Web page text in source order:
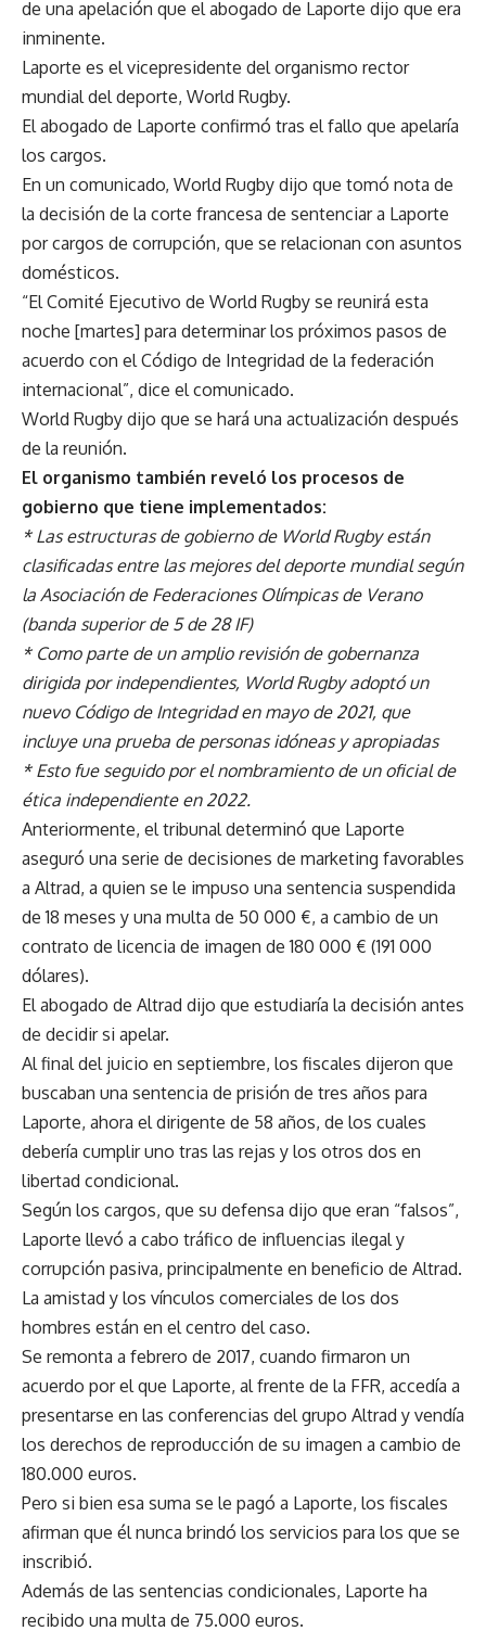
de una apelación que el abogado de Laporte dijo que era
inminente.
Laporte es el vicepresidente del organismo rector
mundial del deporte, World Rugby.
El abogado de Laporte confirmó tras el fallo que apelaría
los cargos.
En un comunicado, World Rugby dijo que tomó nota de
la decisión de la corte francesa de sentenciar a Laporte
por cargos de corrupción, que se relacionan con asuntos
domésticos.
“El Comité Ejecutivo de World Rugby se reunirá esta
noche [martes] para determinar los próximos pasos de
acuerdo con el Código de Integridad de la federación
internacional”, dice el comunicado.
World Rugby dijo que se hará una actualización después
de la reunión.
El organismo también reveló los procesos de
gobierno que tiene implementados:
* Las estructuras de gobierno de World Rugby están
clasificadas entre las mejores del deporte mundial según
la Asociación de Federaciones Olímpicas de Verano
(banda superior de 5 de 28 IF)
* Como parte de un amplio revisión de gobernanza
dirigida por independientes, World Rugby adoptó un
nuevo Código de Integridad en mayo de 2021, que
incluye una prueba de personas idóneas y apropiadas
* Esto fue seguido por el nombramiento de un oficial de
ética independiente en 2022.
Anteriormente, el tribunal determinó que Laporte
aseguró una serie de decisiones de marketing favorables
a Altrad, a quien se le impuso una sentencia suspendida
de 18 meses y una multa de 50 000 €, a cambio de un
contrato de licencia de imagen de 180 000 € (191 000
dólares).
El abogado de Altrad dijo que estudiaría la decisión antes
de decidir si apelar.
Al final del juicio en septiembre, los fiscales dijeron que
buscaban una sentencia de prisión de tres años para
Laporte, ahora el dirigente de 58 años, de los cuales
debería cumplir uno tras las rejas y los otros dos en
libertad condicional.
Según los cargos, que su defensa dijo que eran “falsos”,
Laporte llevó a cabo tráfico de influencias ilegal y
corrupción pasiva, principalmente en beneficio de Altrad.
La amistad y los vínculos comerciales de los dos
hombres están en el centro del caso.
Se remonta a febrero de 2017, cuando firmaron un
acuerdo por el que Laporte, al frente de la FFR, accedía a
presentarse en las conferencias del grupo Altrad y vendía
los derechos de reproducción de su imagen a cambio de
180.000 euros.
Pero si bien esa suma se le pagó a Laporte, los fiscales
afirman que él nunca brindó los servicios para los que se
inscribió.
Además de las sentencias condicionales, Laporte ha
recibido una multa de 75.000 euros.